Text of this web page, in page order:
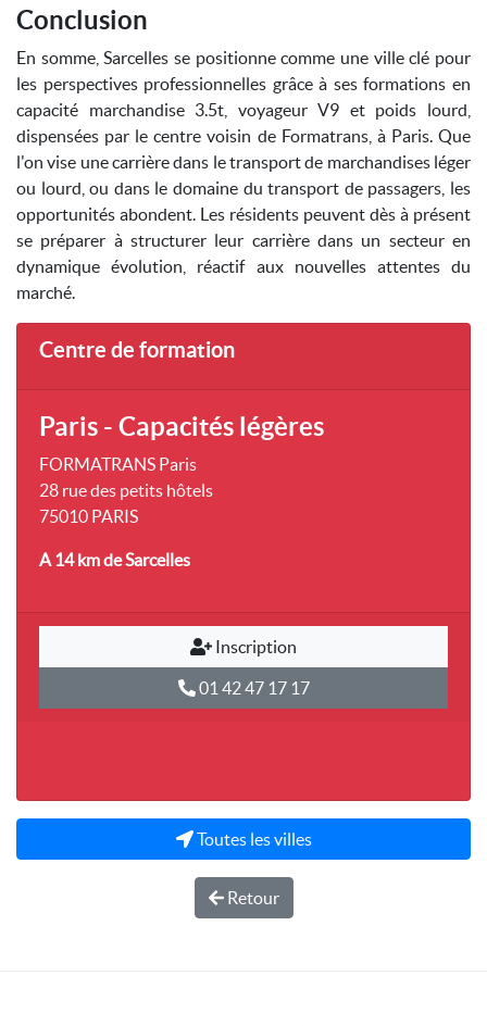
Conclusion
En somme, Sarcelles se positionne comme une ville clé pour
les perspectives professionnelles grâce à ses formations en
capacité marchandise 3.5t, voyageur V9 et poids lourd,
dispensées par le centre voisin de Formatrans, à Paris. Que
l'on vise une carrière dans le transport de marchandises léger
ou lourd, ou dans le domaine du transport de passagers, les
opportunités abondent. Les résidents peuvent dès à présent
se préparer à structurer leur carrière dans un secteur en
dynamique évolution, réactif aux nouvelles attentes du
marché.
Centre de formation
Paris - Capacités légères
FORMATRANS Paris
28 rue des petits hôtels
75010 PARIS
A 14 kmde Sarcelles
Inscription
01 42 47 17 17
Toutes les villes
Retour